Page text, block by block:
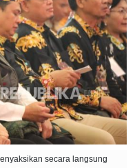
secara langsung